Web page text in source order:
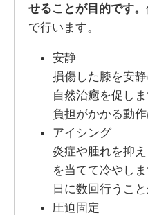
せることが目的です。
で行います。
安静
損傷した膝を安静
自然治癒を促し
負担がかかる動作
アイシング
炎症や腫れを抑
を当てて冷やし
日に数回行うこ
圧迫固定